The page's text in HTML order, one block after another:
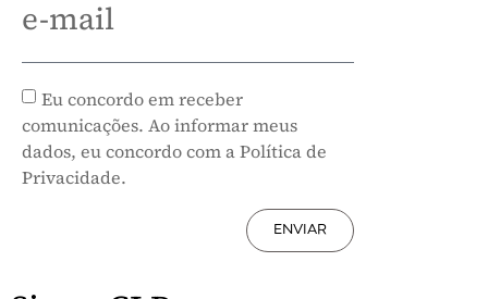
e-mail
Eu concordo em receber
comunicações. Ao informar meus
dados, eu concordo com a Política de
Privacidade.
ENVIAR